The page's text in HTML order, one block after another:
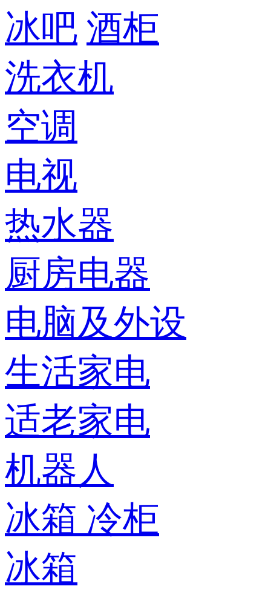
冰吧 酒柜
洗衣机
空调
电视
热水器
厨房电器
电脑及外设
生活家电
适老家电
机器人
冰箱 冷柜
冰箱